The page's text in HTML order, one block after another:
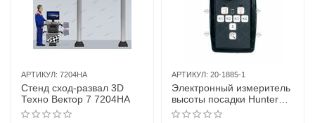
АРТИКУЛ: 7204HA
Стенд сход-развал 3D
Техно Вектор 7 7204HA
АРТИКУЛ: 20-1885-1
Электронный измеритель
высоты посадки Hunter
(США) арт. 20-1885-1